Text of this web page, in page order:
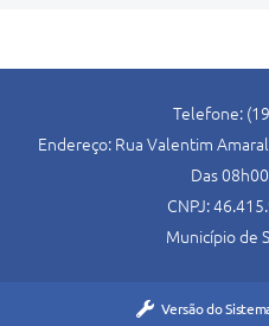
Telefone:
Endereço: Rua Valentim
Das
CNPJ:
Município de
Versão do